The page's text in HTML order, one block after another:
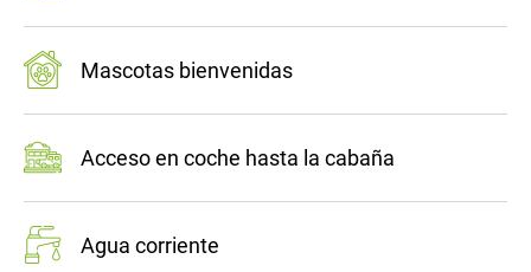
Mascotas bienvenidas
Acceso en coche hasta la cabaña
Agua corriente